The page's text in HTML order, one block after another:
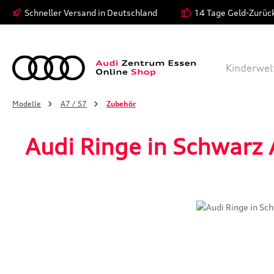
Hauptinhalt springen
Zur Suche springen
Zur Hauptnavigation springen
Schneller Versand in Deutschland 14 Tage Geld-
Modelle Bekleidung
Modelle A7 / S7 Zubehör
Audi Ringe in Schwarz